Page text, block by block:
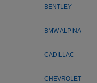
BENTLEY
BMW ALPINA
CADILLAC
CHEVROLET